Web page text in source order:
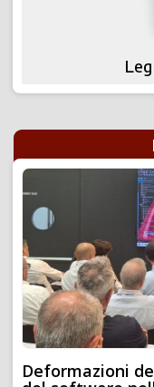
Deformazioni